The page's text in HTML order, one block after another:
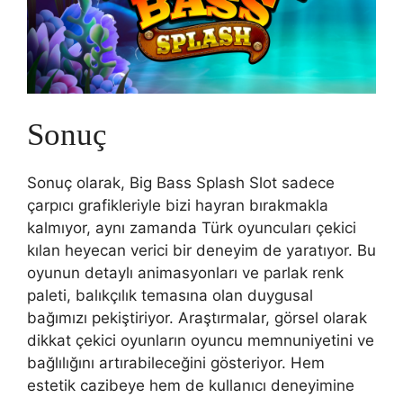
Sonuç
Sonuç olarak, Big Bass Splash Slot sadece
çarpıcı grafikleriyle bizi hayran bırakmakla
kalmıyor, aynı zamanda Türk oyuncuları çekici
kılan heyecan verici bir deneyim de yaratıyor. Bu
oyunun detaylı animasyonları ve parlak renk
paleti, balıkçılık temasına olan duygusal
bağımızı pekiştiriyor. Araştırmalar, görsel olarak
dikkat çekici oyunların oyuncu memnuniyetini ve
bağlılığını artırabileceğini gösteriyor. Hem
estetik cazibeye hem de kullanıcı deneyimine